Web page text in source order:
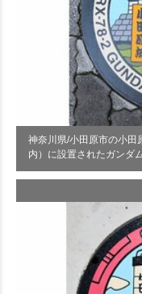
神奈川県/小田原市の小
内）に設置されたガンダ